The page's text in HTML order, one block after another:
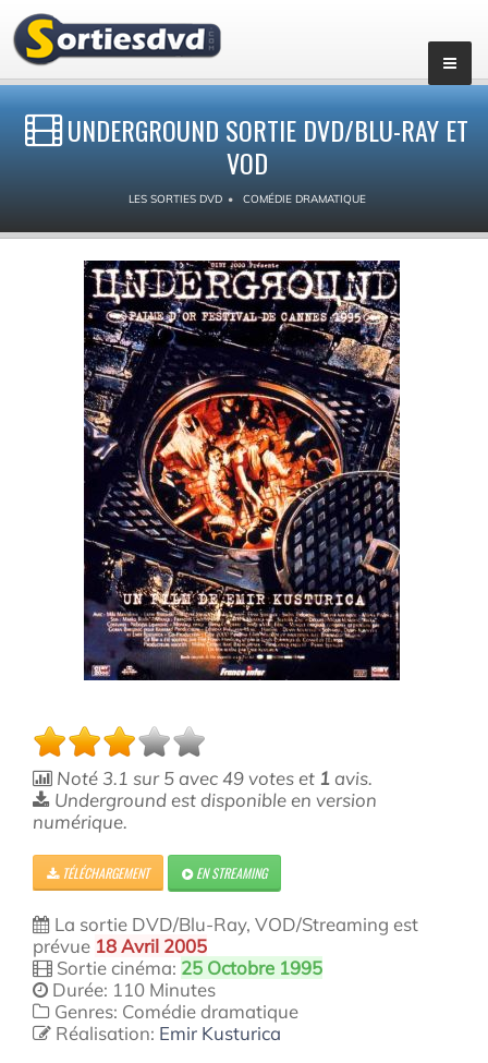
UNDERGROUND SORTIE DVD/BLU-RAY ET
VOD
LES SORTIES DVD COMÉDIE DRAMATIQUE
Noté 3.1 sur5 avec49votes et 1 avis.
Underground est disponible en version
numérique.
TÉLÉCHARGEMENT EN STREAMING
La sortie DVD/Blu-Ray, VOD/Streaming est
prévue 18 Avril 2005
Sortie cinéma: 25 Octobre 1995
Durée: 110 Minutes
Genres: Comédie dramatique
Réalisation: Emir Kusturica